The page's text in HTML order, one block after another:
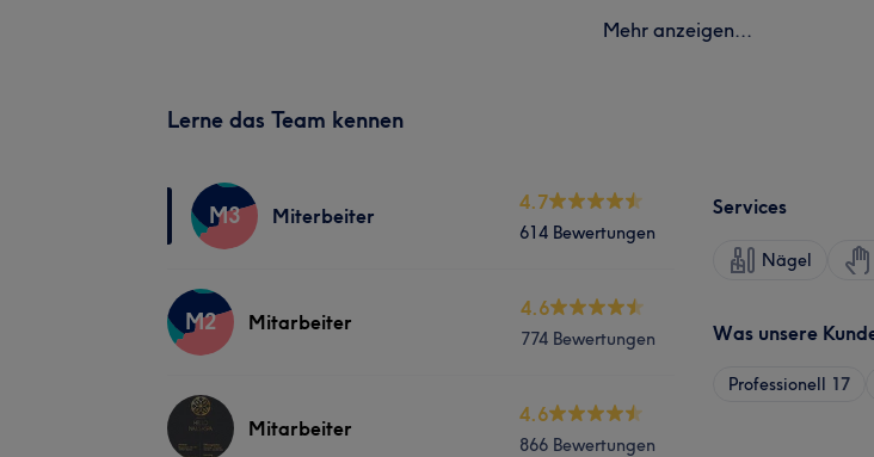
Mehr anzeigen...
Lerne das Team kennen
M3 Miterbeiter
4.7
614 Bewertungen
M2 Mitarbeiter
4.6
774 Bewertungen
Mitarbeiter
4.6
866 Bewertungen
Services
Nägel
Was unsere
Professionell 17